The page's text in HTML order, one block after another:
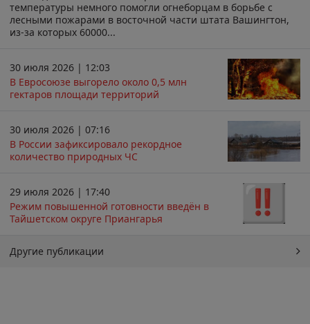
температуры немного помогли огнеборцам в борьбе с
лесными пожарами в восточной части штата Вашингтон,
из-за которых 60000...
30 июля 2026 | 12:03
В Евросоюзе выгорело около 0,5 млн
гектаров площади территорий
30 июля 2026 | 07:16
В России зафиксировало рекордное
количество природных ЧС
29 июля 2026 | 17:40
Режим повышенной готовности введён в
Тайшетском округе Приангарья
Другие публикации